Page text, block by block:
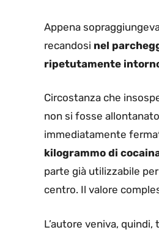
Appena
recandosi nel
ripetutamente
Circostanza che
non si fosse
immediatamente
kilogrammo di
parte già utilizzabile
centro. Il valore
L’autore veniva,